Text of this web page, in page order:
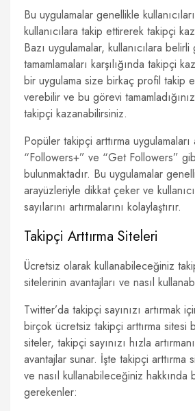
Bu uygulamalar genellikle
kullanıcılara takip ettirerek takipçi
Bazı uygulamalar, kullanıcılara
tamamlamaları karşılığında takipçi
bir uygulama size birkaç profil takip
verebilir ve bu görevi
takipçi kazanabilirsiniz.
Popüler takipçi arttırma uygulamaları
“Followers+” ve “Get Followers”
bulunmaktadır. Bu uygulamalar
arayüzleriyle dikkat çeker ve
sayılarını artırmalarını kolaylaştırır.
Takipçi Arttırma Siteleri
Ücretsiz olarak kullanabileceğiniz
sitelerinin avantajları ve nasıl
Twitter’da takipçi sayınızı artırmak
birçok ücretsiz takipçi arttırma sitesi
siteler, takipçi sayınızı hızla
avantajlar sunar. İşte takipçi arttırma
ve nasıl kullanabileceğiniz hakkında
gerekenler: